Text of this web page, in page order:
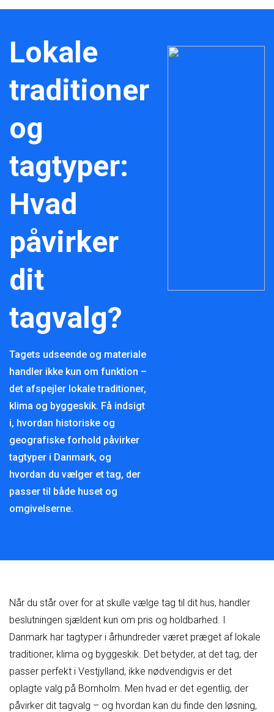
Lokale
traditioner
og
tagtyper:
Hvad
påvirker
dit
tagvalg?
Tagets udseende og materiale
handler ikke kun om funktion –
det afspejler lokale traditioner,
klima og byggeskik. Få indsigt
i, hvordan historiske og
geografiske forhold påvirker
tagtyper i Danmark, og
hvordan du vælger et tag, der
passer til både huset og
omgivelserne.
Når du står over for at skulle vælge tag til dit hus, handler
beslutningen sjældent kun om pris og holdbarhed. I
Danmark har tagtyper i århundreder været præget af lokale
traditioner, klima og byggeskik. Det betyder, at det tag, der
passer perfekt i Vestjylland, ikke nødvendigvis er det
oplagte valg på Bornholm. Men hvad er det egentlig, der
påvirker dit tagvalg – og hvordan kan du finde den løsning,